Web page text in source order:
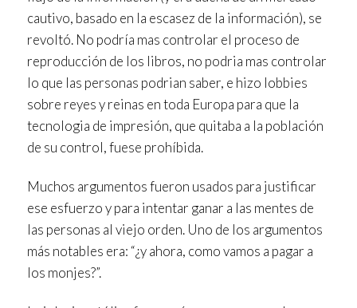
cautivo, basado en la escasez de la información), se
revoltó. No podría mas controlar el proceso de
reproducción de los libros, no podria mas controlar
lo que las personas podrian saber, e hizo lobbies
sobre reyes y reinas en toda Europa para que la
tecnologia de impresión, que quitaba a la población
de su control, fuese prohíbida.
Muchos argumentos fueron usados para justificar
ese esfuerzo y para intentar ganar a las mentes de
las personas al viejo orden. Uno de los argumentos
más notables era: “¿y ahora, como vamos a pagar a
los monjes?”.